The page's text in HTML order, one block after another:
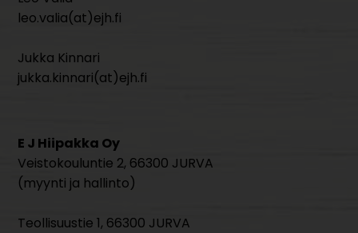
leo.valia(at)ejh.fi
Jukka Kinnari
jukka.kinnari(at)ejh.fi
E J Hiipakka Oy
Veistokouluntie 2, 66300 JURVA
(myynti ja hallinto)
Teollisuustie 1, 66300 JURVA